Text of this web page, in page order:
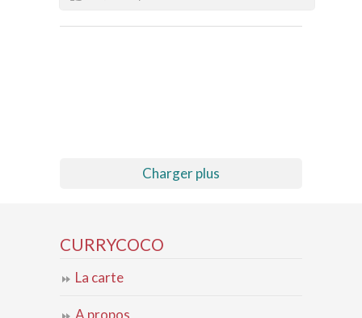
Charger plus
CURRYCOCO
La carte
A propos